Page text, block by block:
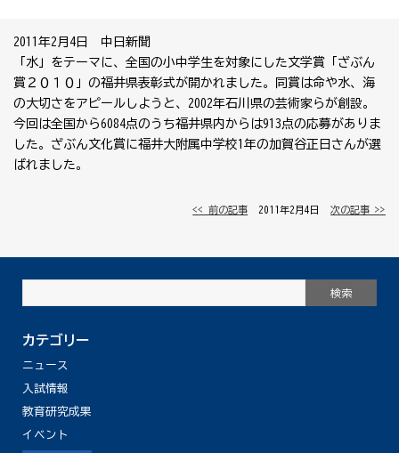
2011年2月4日 中日新聞
「水」をテーマに、全国の小中学生を対象にした文学賞「ざぶん
賞２０１０」の福井県表彰式が開かれました。同賞は命や水、海
の大切さをアピールしようと、2002年石川県の芸術家らが創設。
今回は全国から6084点のうち福井県内からは913点の応募がありま
した。ざぶん文化賞に福井大附属中学校1年の加賀谷正日さんが選
ばれました。
<< 前の記事 │ 2011年2月4日 │次の記事 >>
カテゴリー
ニュース
入試情報
教育研究成果
イベント